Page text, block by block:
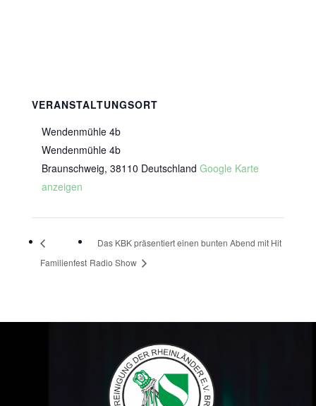
VERANSTALTUNGSORT
Wendenmühle 4b
Wendenmühle 4b
Braunschweig, 38110 Deutschland Google Karte
anzeigen
Familienfest
Das KBK präsentiert einen bunten Abend mit Hit
Radio Show